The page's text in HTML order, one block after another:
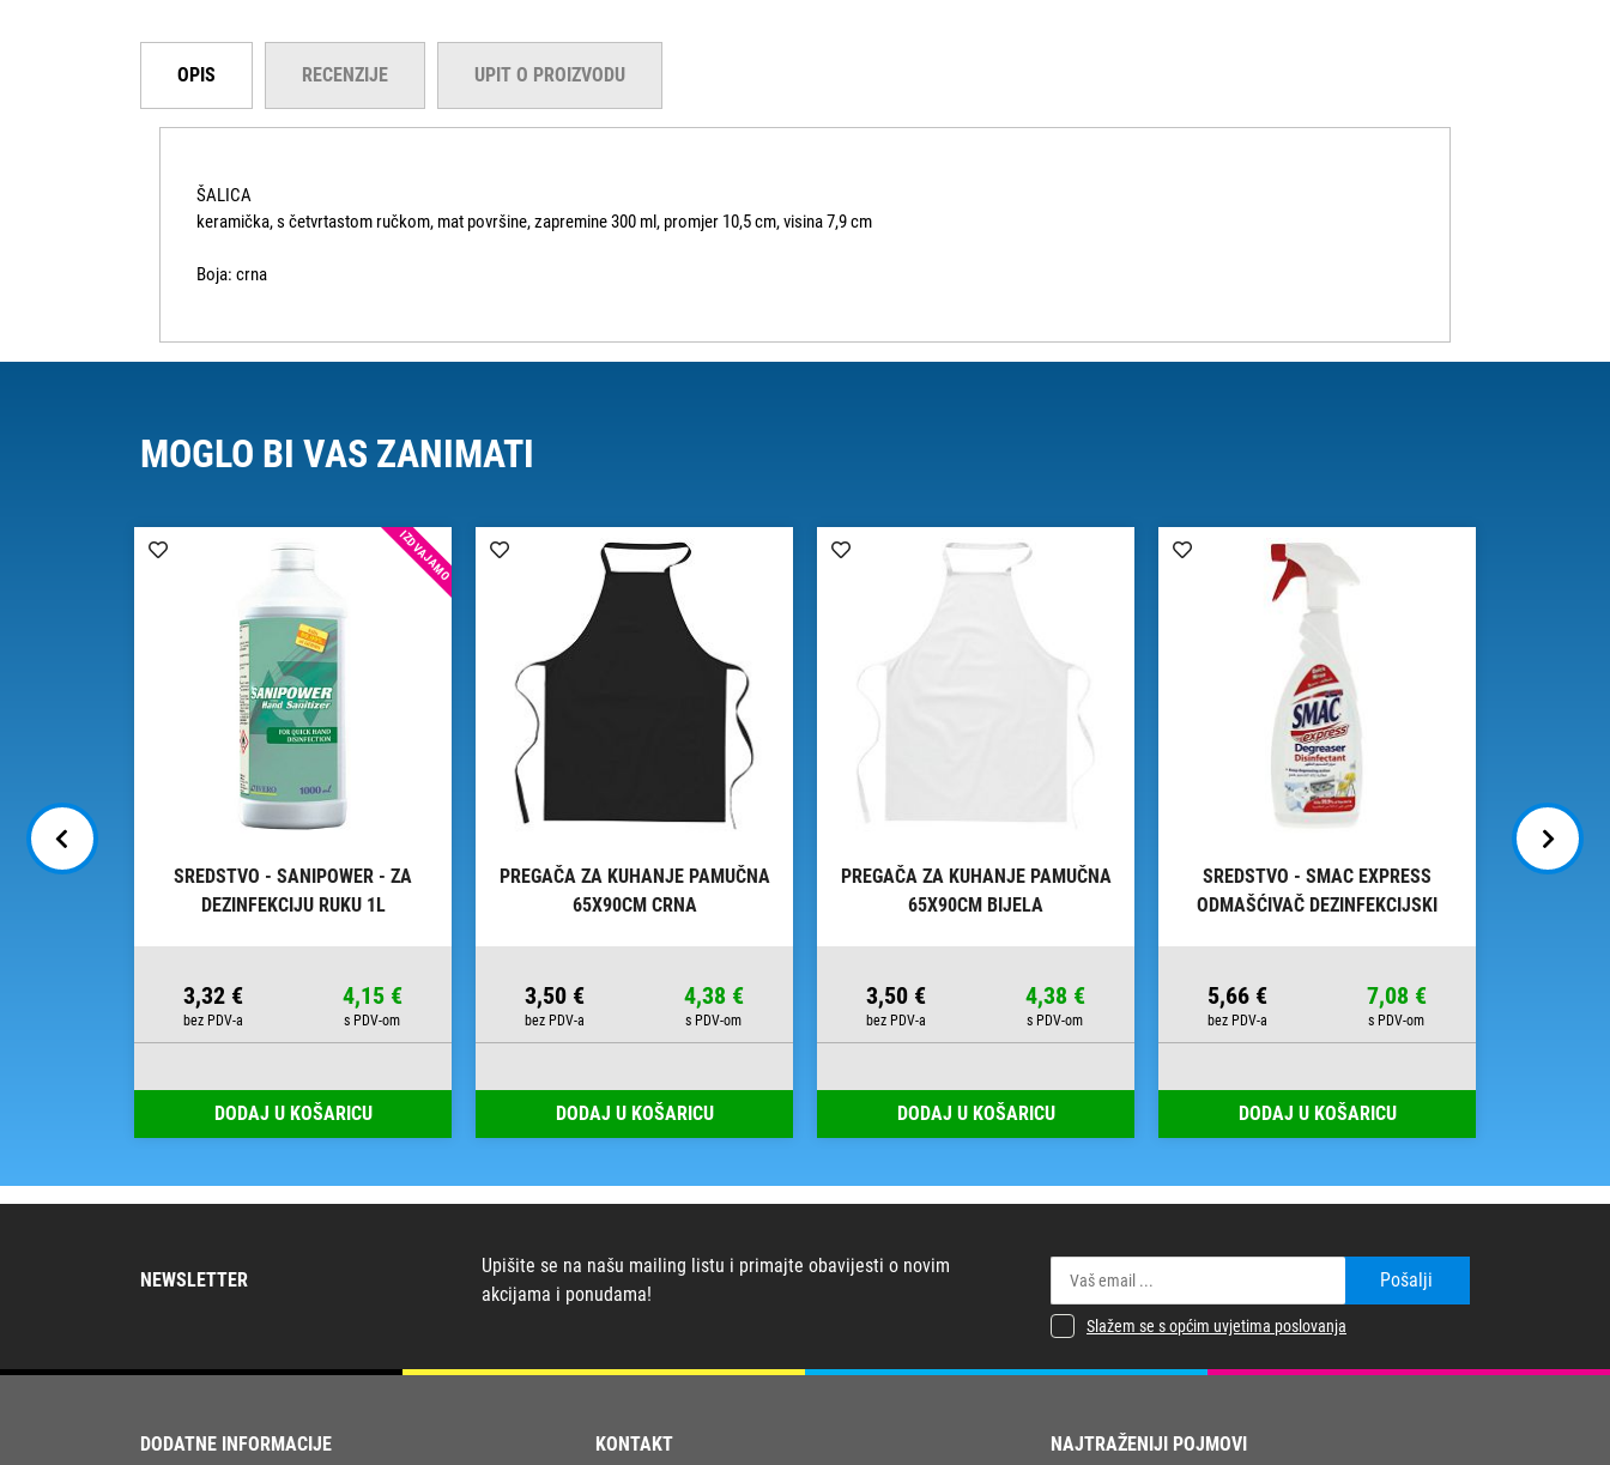
OPIS RECENZIJE UPIT O PROIZVODU
ŠALICA
keramička, s četvrtastom ručkom, mat površine, zapremine 300 ml, promjer 10,5 cm, visina 7,9 cm
Boja: crna
MOGLO BI VAS ZANIMATI
IZDVAJAMO
SREDSTVO - SANIPOWER - ZA
DEZINFEKCIJU RUKU 1L
3,32 € 4,15 €
DODAJ U KOŠARICU
PREGAČA ZA KUHANJE PAMUČNA
65X90CM CRNA
3,50 € 4,38 €
DODAJ U KOŠARICU
PREGAČA ZA KUHANJE PAMUČNA
65X90CM BIJELA
3,50 € 4,38 €
DODAJ U KOŠARICU
SREDSTVO - SMAC EXPRESS
ODMAŠĆIVAČ DEZINFEKCIJSKI
5,66 € 7,08 €
DODAJ U KOŠARICU
NEWSLETTER
Upišite se na našu mailing listu i primajte obavijesti o novim
akcijama i ponudama!
Pošalji
Slažem se s općim uvjetima poslovanja
DODATNE INFORMACIJE
KONTAKT
NAJTRAŽENIJI POJMOVI